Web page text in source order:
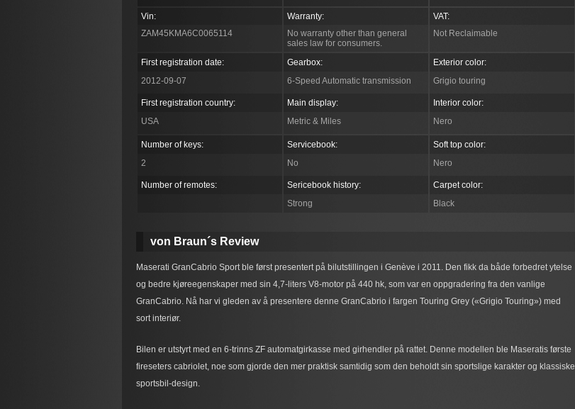
Vin:
ZAM45KMA6C0065114
Warranty:
No warranty other than general
sales law for consumers.
VAT:
Not Reclaimable
First registration date:
2012-09-07
First registration country:
USA
Gearbox:
6-Speed Automatic transmission
Main display:
Metric & Miles
Exterior color:
Grigio touring
Interior color:
Nero
Number of keys:
2
Number of remotes:
Servicebook:
No
Sericebook history:
Strong
Soft top color:
Nero
Carpet color:
Black
von Braun´s Review
Maserati GranCabrio Sport ble først presentert på bilutstillingen i Genève i 2011. Den fikk da både forbedret ytelse
og bedre kjøreegenskaper med sin 4,7-liters V8-motor på 440 hk, som var en oppgradering fra den vanlige
GranCabrio. Nå har vi gleden av å presentere denne GranCabrio i fargen Touring Grey («Grigio Touring») med
sort interiør.
Bilen er utstyrt med en 6-trinns ZF automatgirkasse med girhendler på rattet. Denne modellen ble Maseratis første
fireseters cabriolet, noe som gjorde den mer praktisk samtidig som den beholdt sin sportslige karakter og klassiske
sportsbil-design.